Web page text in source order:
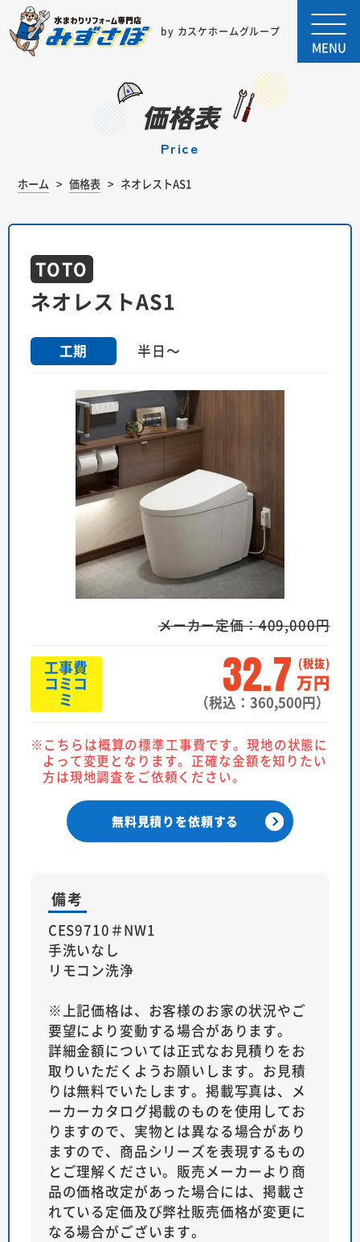
by カスケホームグループ
MENU
価格表
price
ホーム 価格表 ネオレストAS1
TOTO
ネオレストAS1
工期 半日～
メーカー定価：409,000円
工事費
コミコ
ミ 32.7 万円
（税込：360,500円）
こちらは概算の標準工事費です。現地の状態に
よって変更となります。正確な金額を知りたい
方は現地調査をご依頼ください。
無料見積りを依頼する
備考
CES9710＃NW1
手洗いなし
リモコン洗浄
※上記価格は、お客様のお家の状況やご
要望により変動する場合があります。
詳細金額については正式なお見積りをお
取りいただくようお願いします。お見積
りは無料でいたします。掲載写真は、メ
ーカーカタログ掲載のものを使用してお
りますので、実物とは異なる場合があり
ますので、商品シリーズを表現するもの
とご理解ください。販売メーカーより商
品の価格改定があった場合には、掲載さ
れている定価及び弊社販売価格が変更に
なる場合がございます。